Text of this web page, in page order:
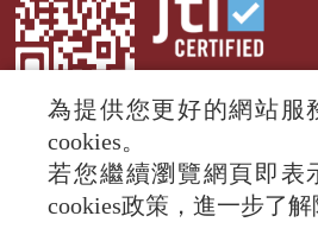
© 2024 RTI (Radio Taiwan
All rights
為提供您更好的網站服
cookies。
若您繼續瀏覽網頁即表
cookies政策，進一步了解